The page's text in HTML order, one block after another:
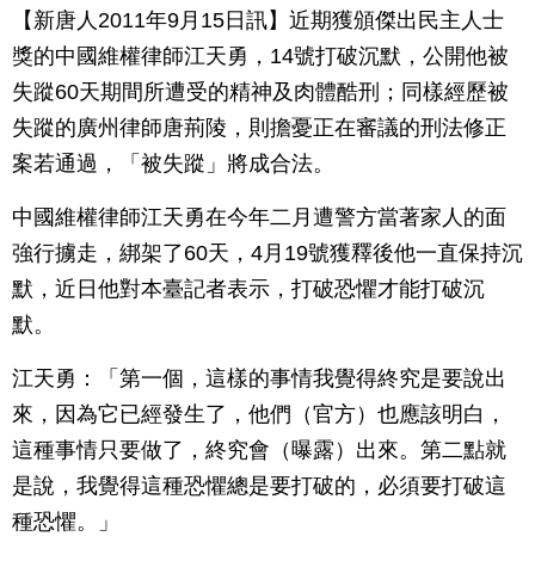
【新唐人2011年9月15日訊】近期獲頒傑出民主人士
獎的中國維權律師江天勇，14號打破沉默，公開他被
失蹤60天期間所遭受的精神及肉體酷刑；同樣經歷被
失蹤的廣州律師唐荊陵，則擔憂正在審議的刑法修正
案若通過，「被失蹤」將成合法。
中國維權律師江天勇在今年二月遭警方當著家人的面
強行擄走，綁架了60天，4月19號獲釋後他一直保持沉
默，近日他對本臺記者表示，打破恐懼才能打破沉
默。
江天勇：「第一個，這樣的事情我覺得終究是要說出
來，因為它已經發生了，他們（官方）也應該明白，
這種事情只要做了，終究會（曝露）出來。第二點就
是說，我覺得這種恐懼總是要打破的，必須要打破這
種恐懼。」